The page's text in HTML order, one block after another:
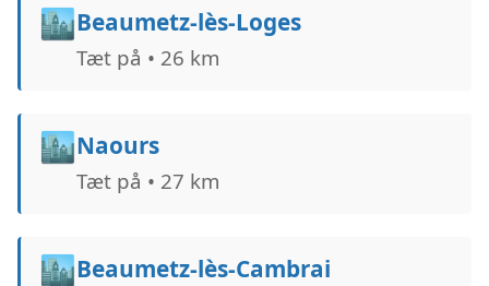
🏙️Beaumetz-lès-Loges
Tæt på • 26 km
🏙️Naours
Tæt på • 27 km
🏙️Beaumetz-lès-Cambrai